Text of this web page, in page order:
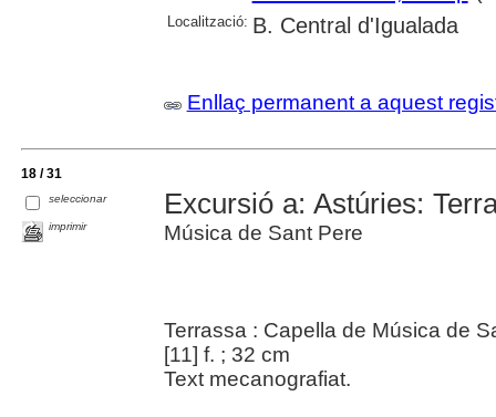
Localització: B. Central d'Igualada
Enllaç permanent a aquest
18 / 31
seleccionar
imprimir
Excursió a: Astúries:
Música de Sant Pere
Terrassa : Capella de Música de
[11] f. ; 32 cm
Text mecanografiat.